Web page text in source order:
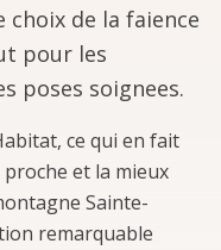
choix de la faience
pour les
poses soignees.
ce qui en fait
et la mieux
Sainte-
remarquable